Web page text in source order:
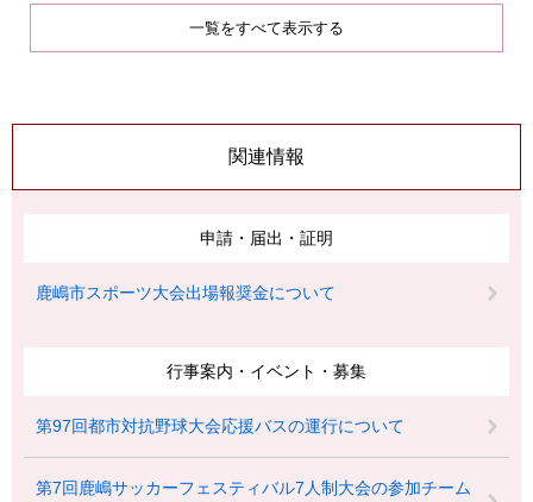
一覧をすべて表示する
関連情報
申請・届出・証明
鹿嶋市スポーツ大会出場報奨金について
行事案内・イベント・募集
第97回都市対抗野球大会応援バスの運行について
第7回鹿嶋サッカーフェスティバル7人制大会の参加チーム